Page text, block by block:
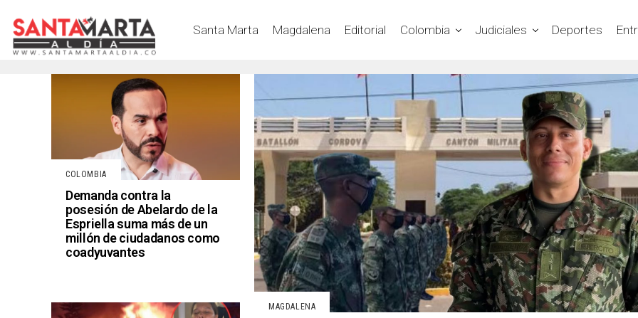
Santa Marta Magdalena Editorial Colombia Judiciales Deportes
MAGDALENA
COLOMBIA
Demanda contra la
posesión de Abelardo de la
Espriella suma más de un
millón de ciudadanos como
coadyuvantes